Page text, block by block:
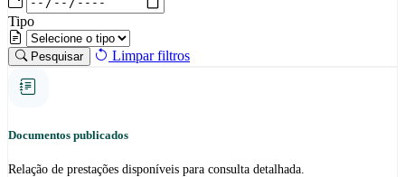
Tipo
Pesquisar Limpar filtros
Documentos publicados
Relação de prestações disponíveis para consulta detalhada.